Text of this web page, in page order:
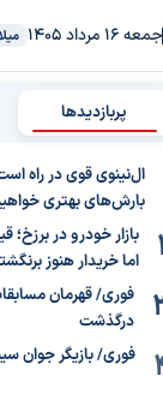
جمعه ۱۶ مرداد ۱۴۰۵
پربازدیدها
ال‌نینوی قوی در راه
بارش‌های بهتری
بازار خودرو در
اما خریدار هنوز
فوری/ قهرمان
درگذشت
فوری/ بازیگر جوان